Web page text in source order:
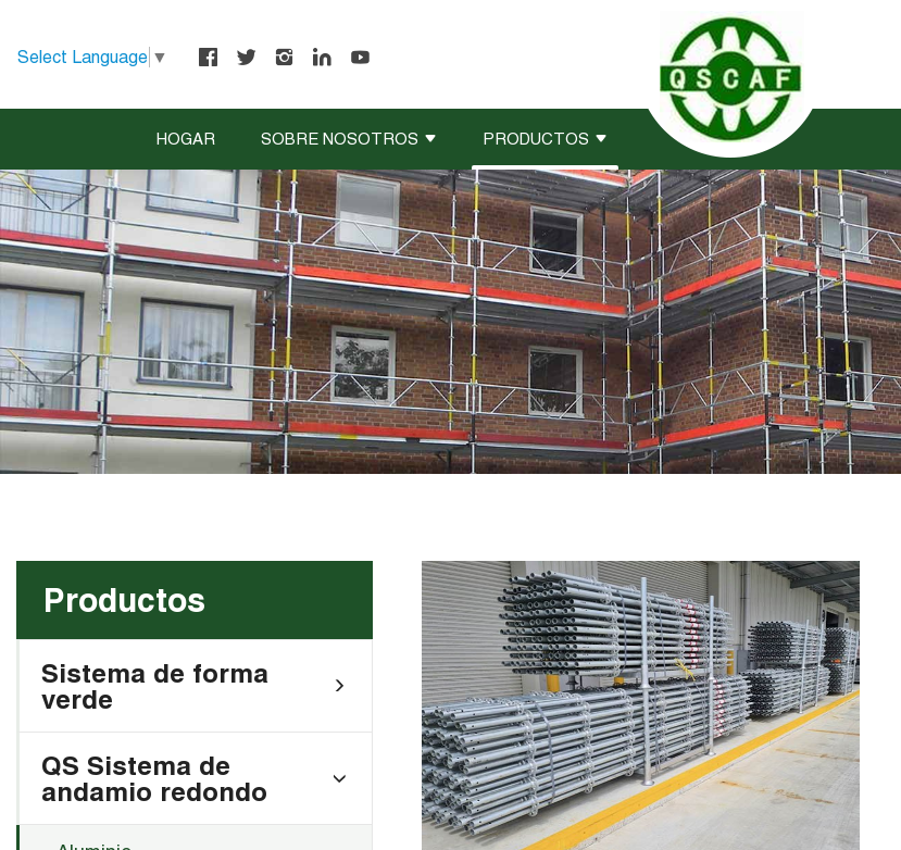
Select Language ▼
HOGAR SOBRE NOSOTROS PRODUCTOS
Productos
Sistema de forma
verde
QS Sistema de
andamio redondo